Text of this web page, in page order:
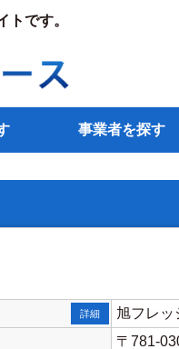
です。
事業者を探す
詳細
旭フレッ
〒781-